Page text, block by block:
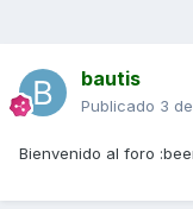
bautis
Publicado 3
Bienvenido al foro